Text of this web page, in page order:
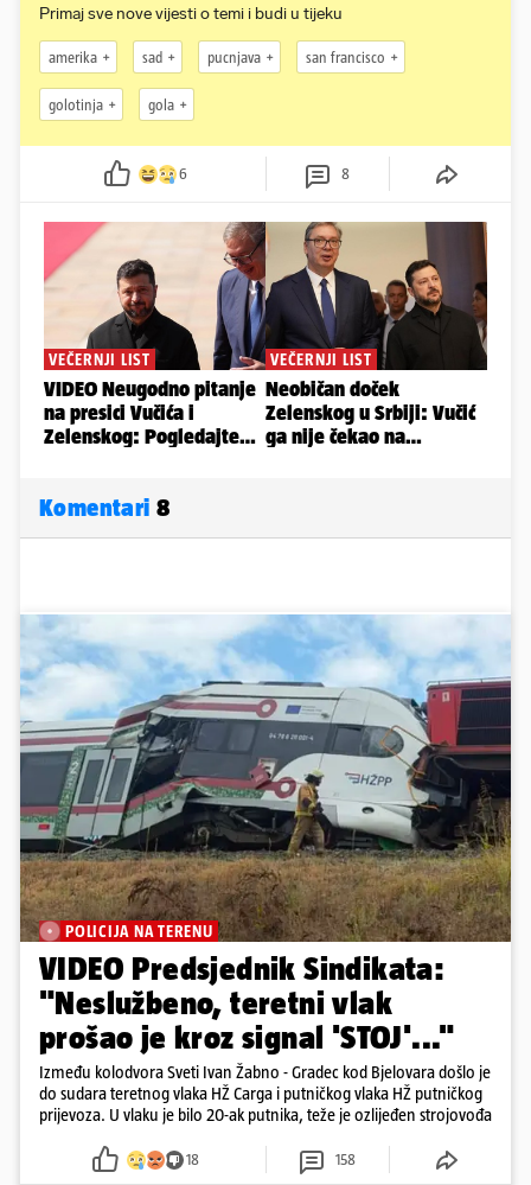
Primaj sve nove vijesti o temi i budi u tijeku
amerika sad pucnjava san francisco
golotinja gola
6 8
Komentari 8
POLICIJA NA TERENU
VIDEO Predsjednik Sindikata:
"Neslužbeno, teretni vlak
prošao je kroz signal 'STOJ'..."
Između kolodvora Sveti Ivan Žabno - Gradec kod Bjelovara došlo je
do sudara teretnog vlaka HŽ Carga i putničkog vlaka HŽ putničkog
prijevoza. U vlaku je bilo 20-ak putnika, teže je ozlijeđen strojovođa
18 158